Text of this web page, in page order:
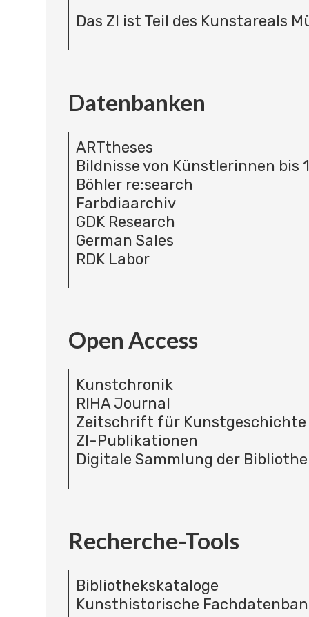
Das ZI ist Teil des Kunstareals
Datenbanken
ARTtheses
Bildnisse von Künstlerinnen bis
Böhler re:search
Farbdiaarchiv
GDK Research
German Sales
RDK Labor
Open Access
Kunstchronik
RIHA Journal
Zeitschrift für Kunstgeschichte
ZI-Publikationen
Digitale Sammlung der
Recherche-Tools
Bibliothekskataloge
Kunsthistorische